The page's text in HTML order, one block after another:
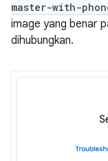
master-with-
image yang benar
dihubungkan.